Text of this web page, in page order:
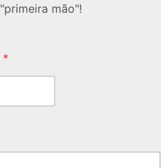
mão"!
*